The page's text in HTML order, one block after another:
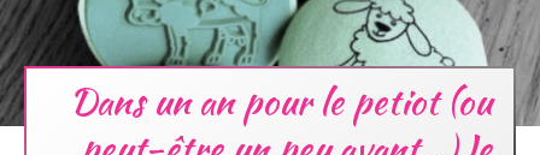
Dans un an pour le petiot (ou